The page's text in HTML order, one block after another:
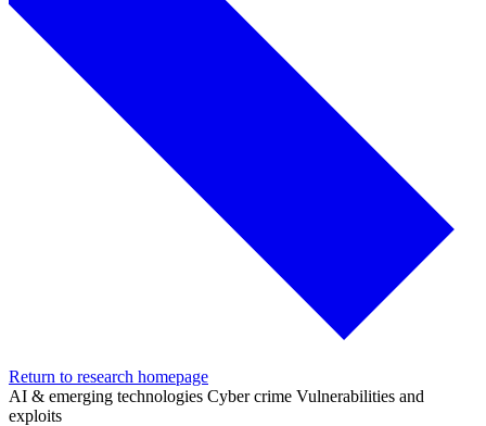
Return to research homepage
AI & emerging technologies Cyber crime Vulnerabilities and
exploits